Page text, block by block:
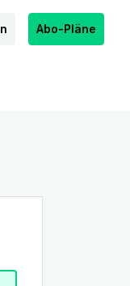
Abo-Pläne